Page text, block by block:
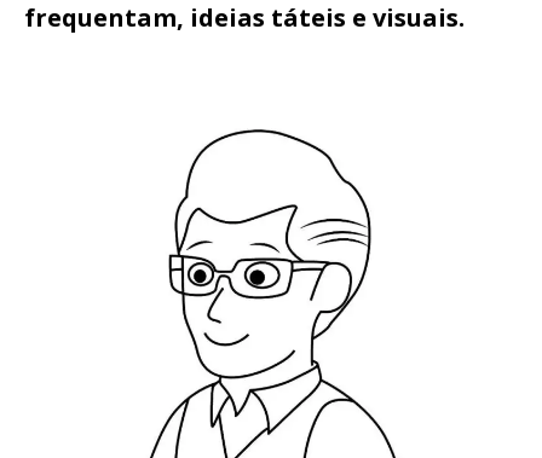
frequentam, ideias táteis e visuais.